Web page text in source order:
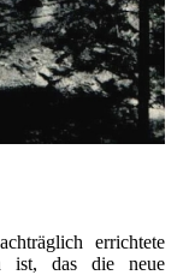
errichtete
ist, das die neue